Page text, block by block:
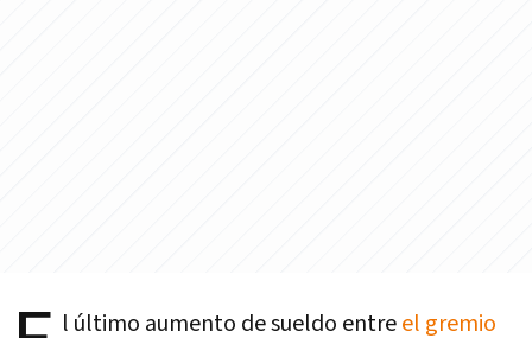
l último aumento de sueldo entreel gremio